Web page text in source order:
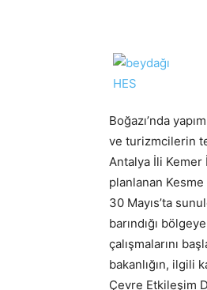
Boğazı’nda
ve turizmcilerin
Antalya İli Kemer
planlanan
30 Mayıs’ta
barındığı
çalışmalarını
bakanlığın, ilgili
Çevre Etkileşim